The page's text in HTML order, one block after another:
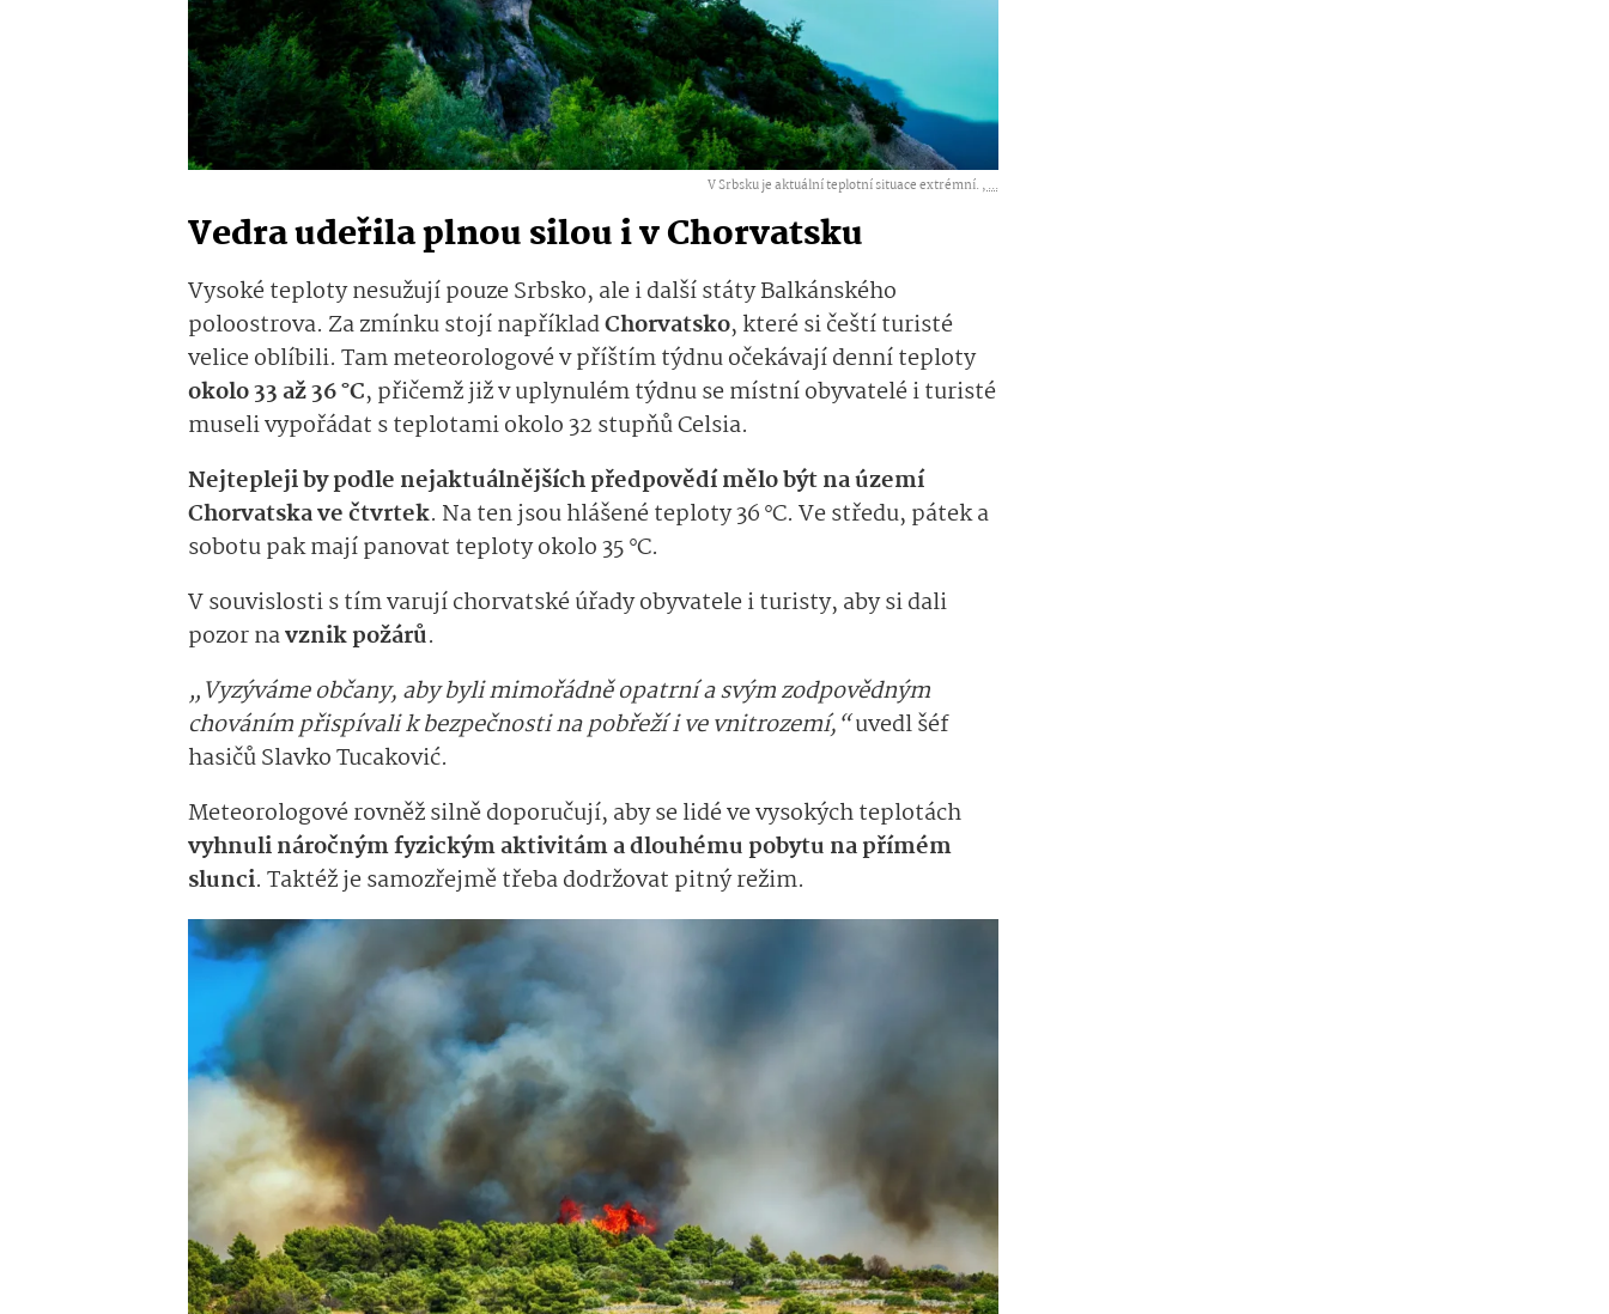
V Srbsku je aktuální teplotní situace extrémní. ,...
Vedra udeřila plnou silou i v Chorvatsku
Vysoké teploty nesužují pouze Srbsko, ale i další státy Balkánského
poloostrova. Za zmínku stojí napříkladChorvatsko, které si čeští turisté
velice oblíbili. Tam meteorologové v příštím týdnu očekávají denní teploty
okolo 33 až 36 °C, přičemž již v uplynulém týdnu se místní obyvatelé i turisté
museli vypořádat s teplotami okolo 32 stupňů Celsia.
Nejtepleji by podle nejaktuálnějších předpovědí mělo být na území
Chorvatska ve čtvrtek. Na ten jsou hlášené teploty 36 °C. Ve středu, pátek a
sobotu pak mají panovat teploty okolo 35 °C.
V souvislosti s tím varují chorvatské úřady obyvatele i turisty, aby si dali
pozor navznik požárů.
„Vyzýváme občany, aby byli mimořádně opatrní a svým zodpovědným
chováním přispívali k bezpečnosti na pobřeží i ve vnitrozemí,“uvedl šéf
hasičů Slavko Tucaković.
Meteorologové rovněž silně doporučují, aby se lidé ve vysokých teplotách
vyhnuli náročným fyzickým aktivitám a dlouhému pobytu na přímém
slunci. Taktéž je samozřejmě třeba dodržovat pitný režim.